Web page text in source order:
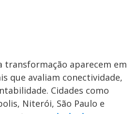
transformação aparecem em
que avaliam conectividade,
Cidades como
Niterói, São Paulo e